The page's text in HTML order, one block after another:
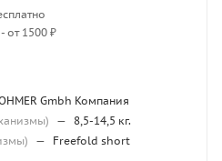
от 1500 ₽
Gmbh Компания
—
8,5-14,5 кг.
— Freefold short